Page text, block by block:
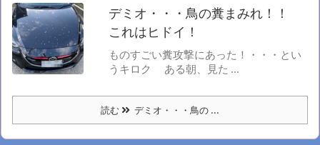
デミオ・・・鳥の糞まみれ！！
これはヒドイ！
ものすごい糞攻撃にあった！・・・とい
うキロク ある朝、見た ...
読む デミオ・・・鳥の ...